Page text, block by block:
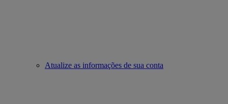
Atualize as informações de sua conta